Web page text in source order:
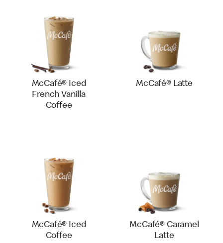
McCafé® Iced
French Vanilla
Coffee
McCafé® Latte
McCafé® Iced
Coffee
McCafé® Caramel
Latte